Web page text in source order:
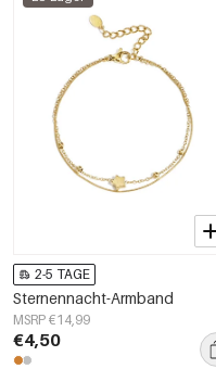
2-5 TAGE
Sternennacht-Armband
MSRP €14,99
€4,50